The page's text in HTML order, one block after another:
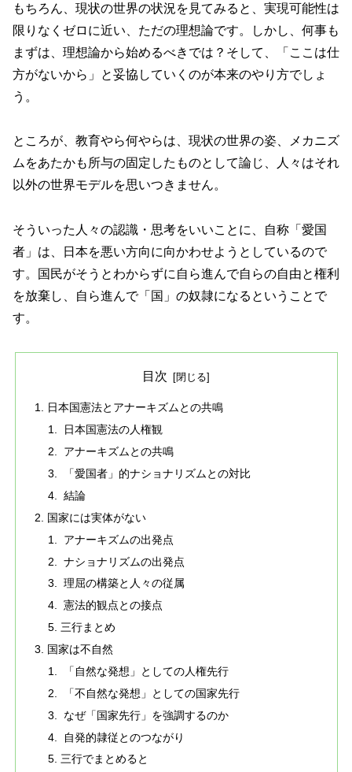
もちろん、現状の世界の状況を見てみると、実現可能性は
限りなくゼロに近い、ただの理想論です。しかし、何事も
まずは、理想論から始めるべきでは？そして、「ここは仕
方がないから」と妥協していくのが本来のやり方でしょ
う。
ところが、教育やら何やらは、現状の世界の姿、メカニズ
ムをあたかも所与の固定したものとして論じ、人々はそれ
以外の世界モデルを思いつきません。
そういった人々の認識・思考をいいことに、自称「愛国
者」は、日本を悪い方向に向かわせようとしているので
す。国民がそうとわからずに自ら進んで自らの自由と権利
を放棄し、自ら進んで「国」の奴隷になるということで
す。
目次
日本国憲法とアナーキズムとの共鳴
日本国憲法の人権観
アナーキズムとの共鳴
「愛国者」的ナショナリズムとの対比
結論
国家には実体がない
アナーキズムの出発点
ナショナリズムの出発点
理屈の構築と人々の従属
憲法的観点との接点
三行まとめ
国家は不自然
「自然な発想」としての人権先行
「不自然な発想」としての国家先行
なぜ「国家先行」を強調するのか
自発的隷従とのつながり
三行でまとめると